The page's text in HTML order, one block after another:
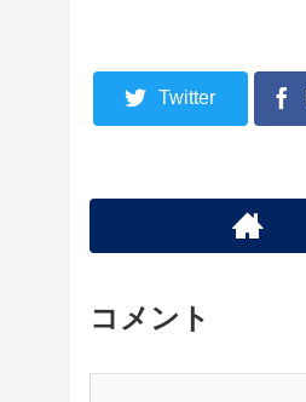
Twitter
コメント